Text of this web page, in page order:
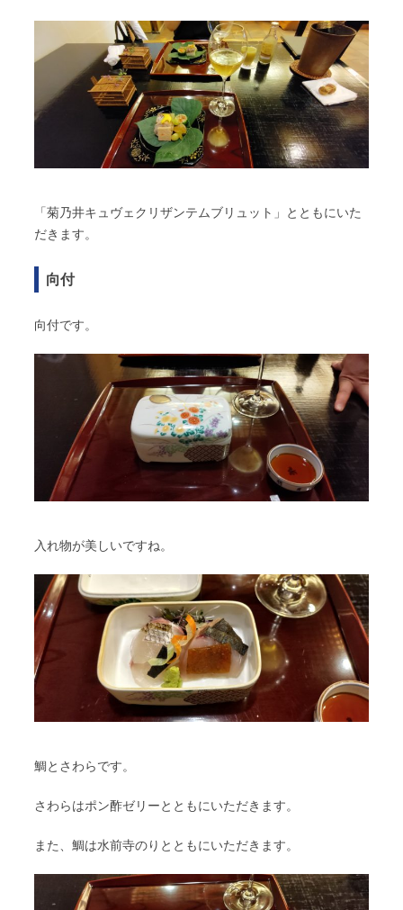
「菊乃井キュヴェクリザンテムブリュット」とともにいた
だきます。
向付
向付です。
入れ物が美しいですね。
鯛とさわらです。
さわらはポン酢ゼリーとともにいただきます。
また、鯛は水前寺のりとともにいただきます。